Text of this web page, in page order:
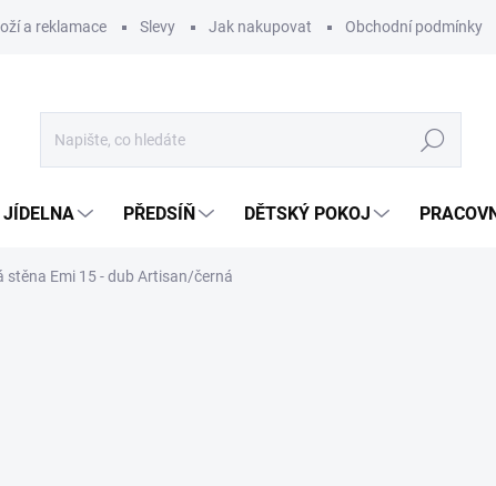
a reklamace Slevy Jak nakupovat Obchodní podmínky
Hledat
JÍDELNA PŘEDSÍŇ DĚTSKÝ POKOJ
stěna Emi 15 - dub Artisan/černá